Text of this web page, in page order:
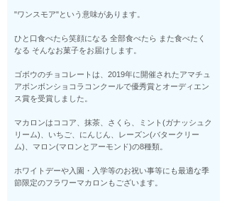
"ワンスモア"という意味があります。
ひと口食べたら笑顔になる 全部食べたら また食べたく
なる そんなお菓子をお届けします。
ゴボウのチョコレートは、2019年に開催されたアマチュ
アボンボンショコラコンクールで優秀賞とオーディエン
ス賞を受賞しました。
マカロンはココア、抹茶、さくら、ミント(ガナッシュク
リーム)、いちご、にんじん、レーズン(バタークリー
ム)、マロン(マロンとアーモンド)の8種類。
ホワイトデーや入園・入学等のお祝い事等にも最適な季
節限定のフラワーマカロンもございます。